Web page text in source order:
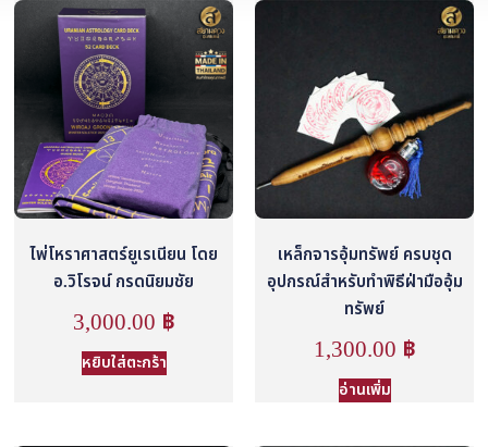
ไพ่โหราศาสตร์ยูเรเนียน โดย
อ.วิโรจน์ กรดนิยมชัย
3,000.00 ฿
หยิบใส่ตะกร้า
เหล็กจารอุ้มทรัพย์ ครบชุด
อุปกรณ์สำหรับทำพิธีฝ่ามืออุ้ม
ทรัพย์
1,300.00 ฿
อ่านเพิ่ม